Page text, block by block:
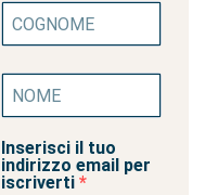
Inserisci il tuo
indirizzo email per
iscriverti